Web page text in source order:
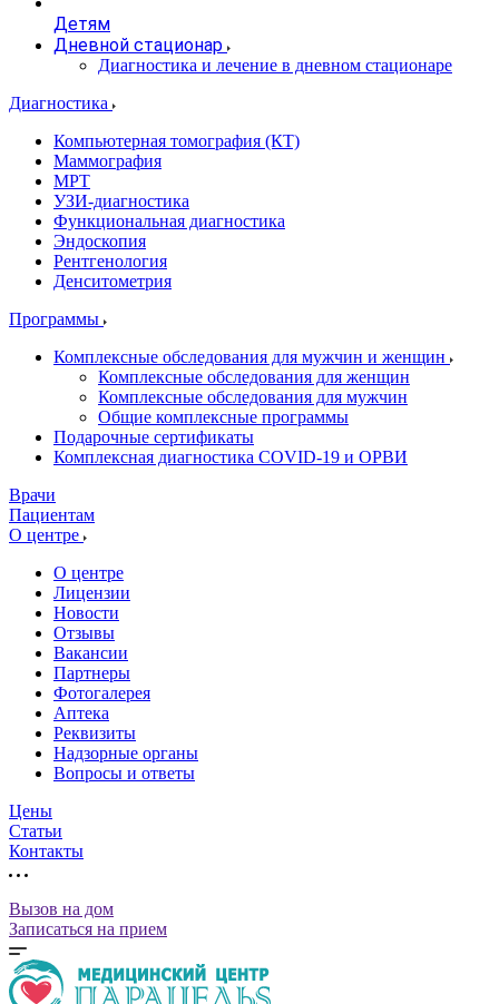
Детям
Дневной стационар
Диагностика и лечение в дневном стационаре
Диагностика
Компьютерная томография (КТ)
Маммография
МРТ
УЗИ-диагностика
Функциональная диагностика
Эндоскопия
Рентгенология
Денситометрия
Программы
Комплексные обследования для мужчин и женщин
Комплексные обследования для женщин
Комплексные обследования для мужчин
Общие комплексные программы
Подарочные сертификаты
Комплексная диагностика COVID-19 и ОРВИ
Врачи
Пациентам
О центре
О центре
Лицензии
Новости
Отзывы
Вакансии
Партнеры
Фотогалерея
Аптека
Реквизиты
Надзорные органы
Вопросы и ответы
Цены
Статьи
Контакты
Вызов на дом
Записаться на прием